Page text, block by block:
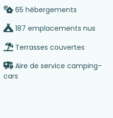
65 hébergements
187 emplacements nus
Terrasses couvertes
Aire de service camping-
cars